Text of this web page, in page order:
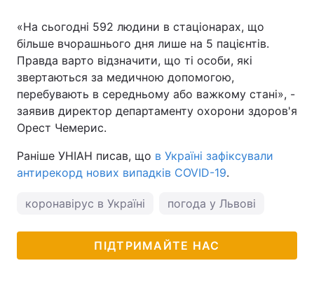
«На сьогодні 592 людини в стаціонарах, що
більше вчорашнього дня лише на 5 пацієнтів.
Правда варто відзначити, що ті особи, які
звертаються за медичною допомогою,
перебувають в середньому або важкому стані», -
заявив директор департаменту охорони здоров'я
Орест Чемерис.
Раніше УНІАН писав, що в Україні зафіксували
антирекорд нових випадків COVID-19.
коронавірус в Україні погода у Львові
ПІДТРИМАЙТЕ НАС